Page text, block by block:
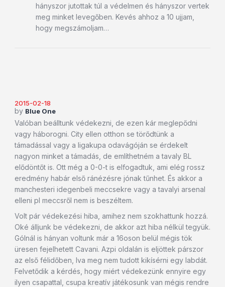
hányszor jutottak túl a védelmen és hányszor vertek
meg minket levegőben. Kevés ahhoz a 10 ujjam,
hogy megszámoljam…
2015-02-18
by Blue One
Valóban beálltunk védekezni, de ezen kár meglepődni
vagy háborogni. City ellen otthon se törődtünk a
támadással vagy a ligakupa odavágóján se érdekelt
nagyon minket a támadás, de említhetném a tavaly BL
elődöntőt is. Ott még a 0-0-t is elfogadtuk, ami elég rossz
eredmény habár első ránézésre jónak tűnhet. És akkor a
manchesteri idegenbeli meccsekre vagy a tavalyi arsenal
elleni pl meccsről nem is beszéltem.
Volt pár védekezési hiba, amihez nem szokhattunk hozzá.
Oké álljunk be védekezni, de akkor azt hiba nélkül tegyük.
Gólnál is hányan voltunk már a 16oson belül mégis tök
üresen fejelhetett Cavani. Azpi oldalán is eljöttek párszor
az első félidőben, Iva meg nem tudott kikísérni egy labdát.
Felvetődik a kérdés, hogy miért védekezünk ennyire egy
ilyen csapattal, csupa kreatív játékosunk van mégis rendre